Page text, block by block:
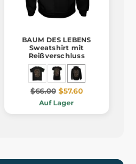
BAUM DES LEBENS
Sweatshirt mit
Reißverschluss
$66.00 $57.60
Auf Lager